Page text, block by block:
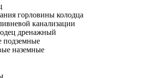
горловины колодца
канализации
дренажный
подземные
наземные